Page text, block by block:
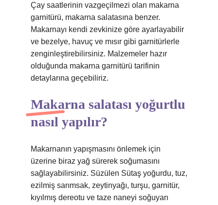
Çay saatlerinin vazgeçilmezi olan makarna
garnitürü, makarna salatasına benzer.
Makarnayı kendi zevkinize göre ayarlayabilir
ve bezelye, havuç ve mısır gibi garnitürlerle
zenginleştirebilirsiniz. Malzemeler hazır
olduğunda makarna garnitürü tarifinin
detaylarına geçebiliriz.
Makarna salatası yoğurtlu
nasıl yapılır?
Makarnanın yapışmasını önlemek için
üzerine biraz yağ sürerek soğumasını
sağlayabilirsiniz. Süzülen Sütaş yoğurdu, tuz,
ezilmiş sarımsak, zeytinyağı, turşu, garnitür,
kıyılmış dereotu ve taze naneyi soğuyan